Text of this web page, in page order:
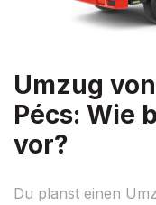
Umzug
Pécs: Wie
vor?
Du planst einen